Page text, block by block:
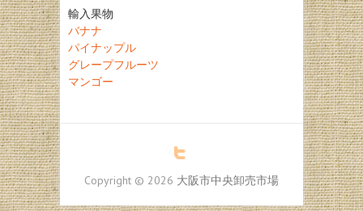
輸入果物
バナナ
パイナップル
グレープフルーツ
マンゴー
Copyright © 2026 大阪市中央卸売市場